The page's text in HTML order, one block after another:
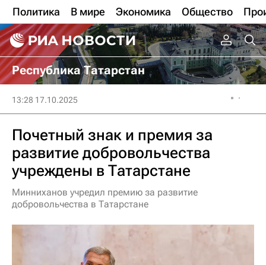
Политика В мире Экономика Общество
Республика Татарстан
13:28 17.10.2025
Почетный знак и премия за
развитие добровольчества
учреждены в Татарстане
Минниханов учредил премию за развитие
добровольчества в Татарстане